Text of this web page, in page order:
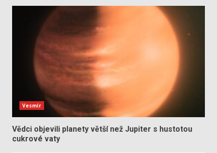
Vesmír
Vědci objevili planety větší než Jupiter s hustotou
cukrové vaty